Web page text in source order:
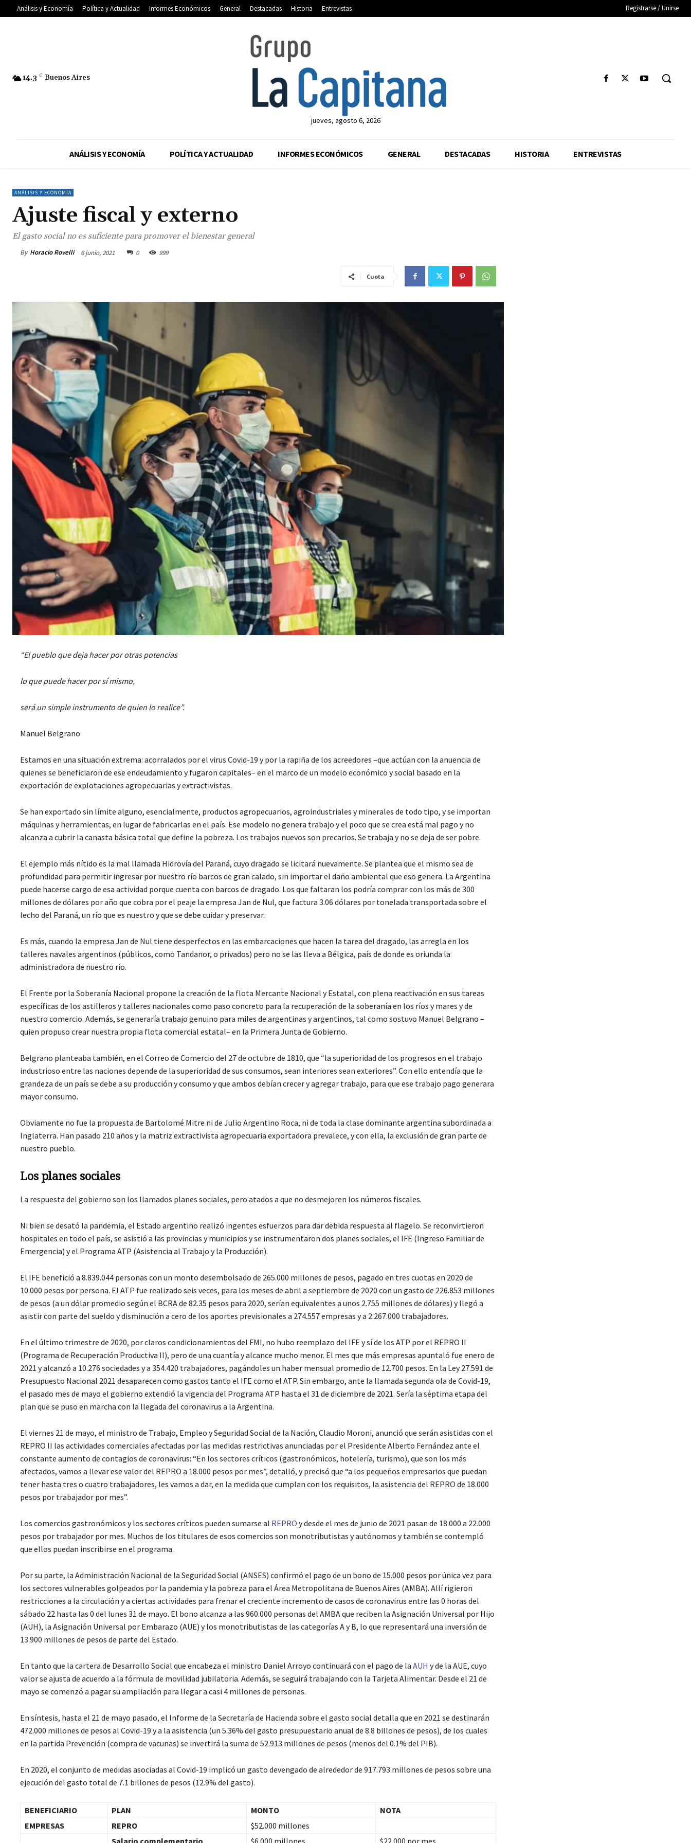
Análisis y Economía Política y Actualidad Informes Económicos General Destacadas Historia Entrevistas Registrarse / Unirse
14.3 C Buenos Aires
jueves, agosto 6, 2026
ANÁLISIS Y ECONOMÍA POLÍTICA Y ACTUALIDAD INFORMES ECONÓMICOS GENERAL DESTACADAS HISTORIA ENTREVISTAS
ANÁLISIS Y ECONOMÍA
Ajuste fiscal y externo
El gasto social no es suficiente para promover el bienestar general
By Horacio Rovelli 6 junio, 2021 0 999
Cuota
“El pueblo que deja hacer por otras potencias
lo que puede hacer por sí mismo,
será un simple instrumento de quien lo realice”.
Manuel Belgrano
Estamos en una situación extrema: acorralados por el virus Covid-19 y por la rapiña de los acreedores –que actúan con la anuencia de
quienes se beneficiaron de ese endeudamiento y fugaron capitales– en el marco de un modelo económico y social basado en la
exportación de explotaciones agropecuarias y extractivistas.
Se han exportado sin límite alguno, esencialmente, productos agropecuarios, agroindustriales y minerales de todo tipo, y se importan
máquinas y herramientas, en lugar de fabricarlas en el país. Ese modelo no genera trabajo y el poco que se crea está mal pago y no
alcanza a cubrir la canasta básica total que define la pobreza. Los trabajos nuevos son precarios. Se trabaja y no se deja de ser pobre.
El ejemplo más nítido es la mal llamada Hidrovía del Paraná, cuyo dragado se licitará nuevamente. Se plantea que el mismo sea de
profundidad para permitir ingresar por nuestro río barcos de gran calado, sin importar el daño ambiental que eso genera. La Argentina
puede hacerse cargo de esa actividad porque cuenta con barcos de dragado. Los que faltaran los podría comprar con los más de 300
millones de dólares por año que cobra por el peaje la empresa Jan de Nul, que factura 3.06 dólares por tonelada transportada sobre el
lecho del Paraná, un río que es nuestro y que se debe cuidar y preservar.
Es más, cuando la empresa Jan de Nul tiene desperfectos en las embarcaciones que hacen la tarea del dragado, las arregla en los
talleres navales argentinos (públicos, como Tandanor, o privados) pero no se las lleva a Bélgica, país de donde es oriunda la
administradora de nuestro río.
El Frente por la Soberanía Nacional propone la creación de la flota Mercante Nacional y Estatal, con plena reactivación en sus tareas
específicas de los astilleros y talleres nacionales como paso concreto para la recuperación de la soberanía en los ríos y mares y de
nuestro comercio. Además, se generaría trabajo genuino para miles de argentinas y argentinos, tal como sostuvo Manuel Belgrano –
quien propuso crear nuestra propia flota comercial estatal– en la Primera Junta de Gobierno.
Belgrano planteaba también, en el Correo de Comercio del 27 de octubre de 1810, que “la superioridad de los progresos en el trabajo
industrioso entre las naciones depende de la superioridad de sus consumos, sean interiores sean exteriores”. Con ello entendía que la
grandeza de un país se debe a su producción y consumo y que ambos debían crecer y agregar trabajo, para que ese trabajo pago generara
mayor consumo.
Obviamente no fue la propuesta de Bartolomé Mitre ni de Julio Argentino Roca, ni de toda la clase dominante argentina subordinada a
Inglaterra. Han pasado 210 años y la matriz extractivista agropecuaria exportadora prevalece, y con ella, la exclusión de gran parte de
nuestro pueblo.
Los planes sociales
La respuesta del gobierno son los llamados planes sociales, pero atados a que no desmejoren los números fiscales.
Ni bien se desató la pandemia, el Estado argentino realizó ingentes esfuerzos para dar debida respuesta al flagelo. Se reconvirtieron
hospitales en todo el país, se asistió a las provincias y municipios y se instrumentaron dos planes sociales, el IFE (Ingreso Familiar de
Emergencia) y el Programa ATP (Asistencia al Trabajo y la Producción).
El IFE benefició a 8.839.044 personas con un monto desembolsado de 265.000 millones de pesos, pagado en tres cuotas en 2020 de
10.000 pesos por persona. El ATP fue realizado seis veces, para los meses de abril a septiembre de 2020 con un gasto de 226.853 millones
de pesos (a un dólar promedio según el BCRA de 82.35 pesos para 2020, serían equivalentes a unos 2.755 millones de dólares) y llegó a
asistir con parte del sueldo y disminución a cero de los aportes previsionales a 274.557 empresas y a 2.267.000 trabajadores.
En el último trimestre de 2020, por claros condicionamientos del FMI, no hubo reemplazo del IFE y sí de los ATP por el REPRO II
(Programa de Recuperación Productiva II), pero de una cuantía y alcance mucho menor. El mes que más empresas apuntaló fue enero de
2021 y alcanzó a 10.276 sociedades y a 354.420 trabajadores, pagándoles un haber mensual promedio de 12.700 pesos. En la Ley 27.591 de
Presupuesto Nacional 2021 desaparecen como gastos tanto el IFE como el ATP. Sin embargo, ante la llamada segunda ola de Covid-19,
el pasado mes de mayo el gobierno extendió la vigencia del Programa ATP hasta el 31 de diciembre de 2021. Sería la séptima etapa del
plan que se puso en marcha con la llegada del coronavirus a la Argentina.
El viernes 21 de mayo, el ministro de Trabajo, Empleo y Seguridad Social de la Nación, Claudio Moroni, anunció que serán asistidas con el
REPRO II las actividades comerciales afectadas por las medidas restrictivas anunciadas por el Presidente Alberto Fernández ante el
constante aumento de contagios de coronavirus: “En los sectores críticos (gastronómicos, hotelería, turismo), que son los más
afectados, vamos a llevar ese valor del REPRO a 18.000 pesos por mes”, detalló, y precisó que “a los pequeños empresarios que puedan
tener hasta tres o cuatro trabajadores, les vamos a dar, en la medida que cumplan con los requisitos, la asistencia del REPRO de 18.000
pesos por trabajador por mes”.
Los comercios gastronómicos y los sectores críticos pueden sumarse al REPRO y desde el mes de junio de 2021 pasan de 18.000 a 22.000
pesos por trabajador por mes. Muchos de los titulares de esos comercios son monotributistas y autónomos y también se contempló
que ellos puedan inscribirse en el programa.
Por su parte, la Administración Nacional de la Seguridad Social (ANSES) confirmó el pago de un bono de 15.000 pesos por única vez para
los sectores vulnerables golpeados por la pandemia y la pobreza para el Área Metropolitana de Buenos Aires (AMBA). Allí rigieron
restricciones a la circulación y a ciertas actividades para frenar el creciente incremento de casos de coronavirus entre las 0 horas del
sábado 22 hasta las 0 del lunes 31 de mayo. El bono alcanza a las 960.000 personas del AMBA que reciben la Asignación Universal por Hijo
(AUH), la Asignación Universal por Embarazo (AUE) y los monotributistas de las categorías A y B, lo que representará una inversión de
13.900 millones de pesos de parte del Estado.
En tanto que la cartera de Desarrollo Social que encabeza el ministro Daniel Arroyo continuará con el pago de la AUH y de la AUE, cuyo
valor se ajusta de acuerdo a la fórmula de movilidad jubilatoria. Además, se seguirá trabajando con la Tarjeta Alimentar. Desde el 21 de
mayo se comenzó a pagar su ampliación para llegar a casi 4 millones de personas.
En síntesis, hasta el 21 de mayo pasado, el Informe de la Secretaría de Hacienda sobre el gasto social detalla que en 2021 se destinarán
472.000 millones de pesos al Covid-19 y a la asistencia (un 5.36% del gasto presupuestario anual de 8.8 billones de pesos), de los cuales
en la partida Prevención (compra de vacunas) se invertirá la suma de 52.913 millones de pesos (menos del 0.1% del PIB).
En 2020, el conjunto de medidas asociadas al Covid-19 implicó un gasto devengado de alrededor de 917.793 millones de pesos sobre una
ejecución del gasto total de 7.1 billones de pesos (12.9% del gasto).
BENEFICIARIO PLAN MONTO
NOTA
EMPRESAS
REPRO
$52.000 millones
Salario complementario
$6.000 millones $22.000 por mes